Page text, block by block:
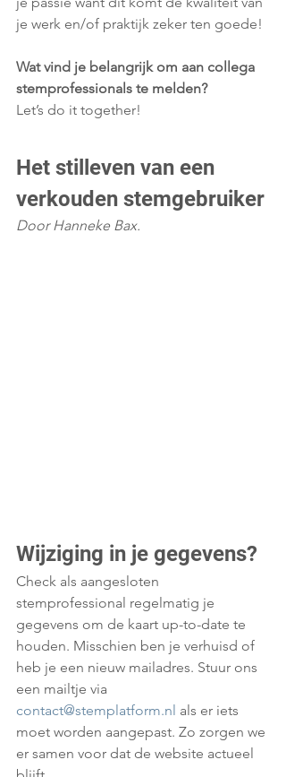
je werk en/of praktijk zeker ten goede!
Wat vind je belangrijk om aan collega
stemprofessionals te melden?
Let’s do it together!
Het stilleven van een
verkouden stemgebruiker
Door Hanneke Bax.
Wijziging in je gegevens?
Check als aangesloten
stemprofessional regelmatig je
gegevens om de kaart up-to-date te
houden. Misschien ben je verhuisd of
heb je een nieuw mailadres. Stuur ons
een mailtje via
contact@stemplatform.nl als er iets
moet worden aangepast. Zo zorgen we
er samen voor dat de website actueel